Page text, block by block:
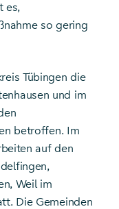
es,
so gering
Tübingen die
und im
betroffen. Im
auf den
Weil im
Die Gemeinden